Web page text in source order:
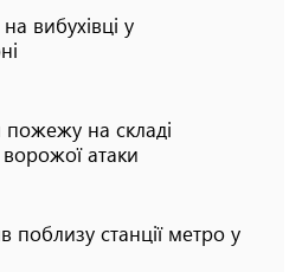
вибухівці у
пожежу на складі
атаки
поблизу станції метро у